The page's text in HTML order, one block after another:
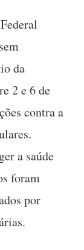
da
2 e 6 de
contra a
a saúde
foram
por